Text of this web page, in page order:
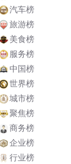
汽车榜
旅游榜
美食榜
服务榜
中国榜
世界榜
城市榜
聚焦榜
商务榜
企业榜
行业榜